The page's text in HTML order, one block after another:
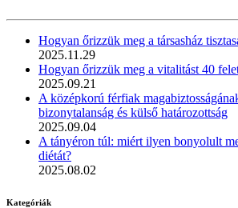
Hogyan őrizzük meg a társasház
2025.11.29
Hogyan őrizzük meg a vitalitást 40
2025.09.21
A középkorú férfiak
bizonytalanság és külső határozottság
2025.09.04
A tányéron túl: miért ilyen bonyolult
diétát?
2025.08.02
Kategóriák